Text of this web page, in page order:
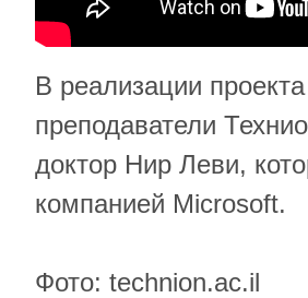
В реализации
преподаватели
доктор Нир Леви,
компанией Microsoft.
Фото: technion.ac.il